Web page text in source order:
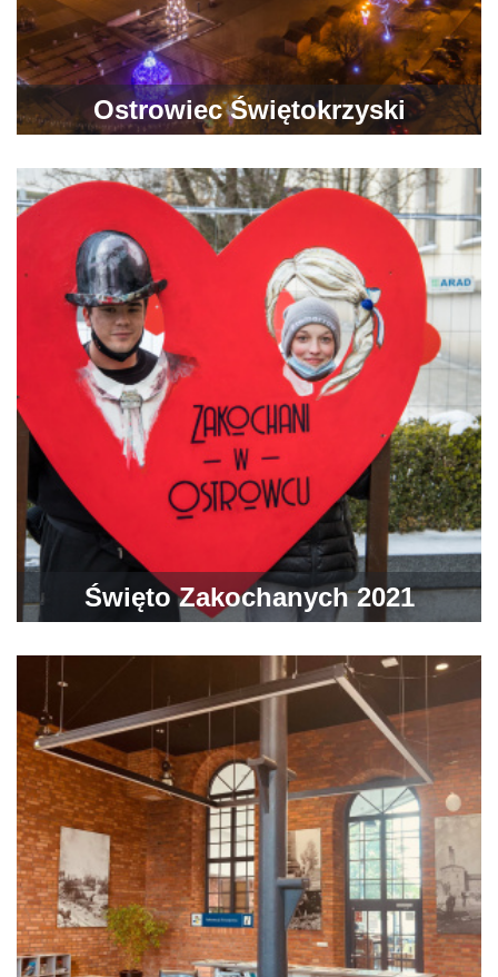
Ostrowiec Świętokrzyski
Święto Zakochanych 2021